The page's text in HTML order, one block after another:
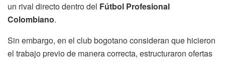
un rival directo dentro del Fútbol Profesional
Colombiano.
Sin embargo, en el club bogotano consideran que hicieron
el trabajo previo de manera correcta, estructuraron ofertas